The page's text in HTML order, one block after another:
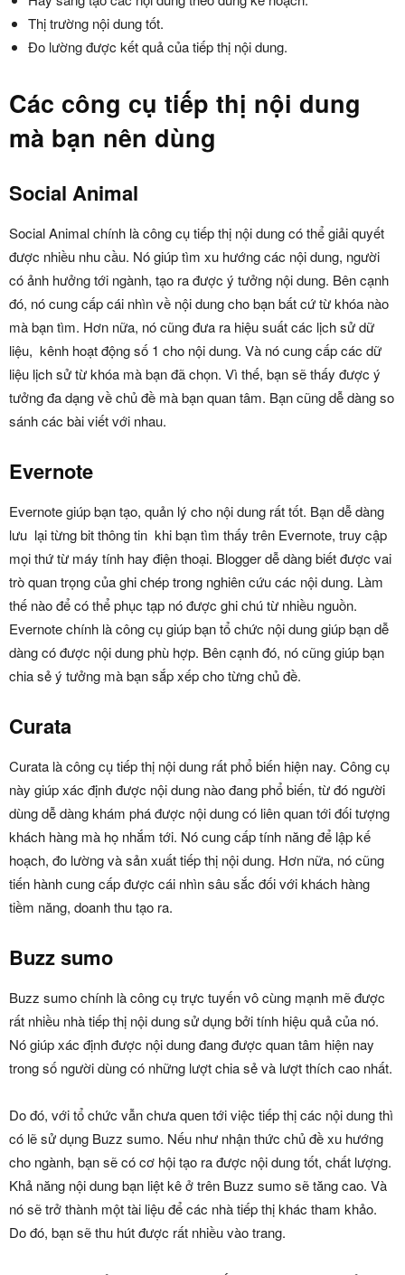
Thị trường nội dung tốt.
Đo lường được kết quả của tiếp thị nội dung.
Các công cụ tiếp thị nội dung
mà bạn nên dùng
Social Animal
Social Animal chính là công cụ tiếp thị nội dung có thể giải quyết
được nhiều nhu cầu. Nó giúp tìm xu hướng các nội dung, người
có ảnh hưởng tới ngành, tạo ra được ý tưởng nội dung. Bên cạnh
đó, nó cung cấp cái nhìn về nội dung cho bạn bất cứ từ khóa nào
mà bạn tìm. Hơn nữa, nó cũng đưa ra hiệu suất các lịch sử dữ
liệu, kênh hoạt động số 1 cho nội dung. Và nó cung cấp các dữ
liệu lịch sử từ khóa mà bạn đã chọn. Vì thế, bạn sẽ thấy được ý
tưởng đa dạng về chủ đề mà bạn quan tâm. Bạn cũng dễ dàng so
sánh các bài viết với nhau.
Evernote
Evernote giúp bạn tạo, quản lý cho nội dung rất tốt. Bạn dễ dàng
lưu lại từng bit thông tin khi bạn tìm thấy trên Evernote, truy cập
mọi thứ từ máy tính hay điện thoại. Blogger dễ dàng biết được vai
trò quan trọng của ghi chép trong nghiên cứu các nội dung. Làm
thế nào để có thể phục tạp nó được ghi chú từ nhiều nguồn.
Evernote chính là công cụ giúp bạn tổ chức nội dung giúp bạn dễ
dàng có được nội dung phù hợp. Bên cạnh đó, nó cũng giúp bạn
chia sẻ ý tưởng mà bạn sắp xếp cho từng chủ đề.
Curata
Curata là công cụ tiếp thị nội dung rất phổ biến hiện nay. Công cụ
này giúp xác định được nội dung nào đang phổ biến, từ đó người
dùng dễ dàng khám phá được nội dung có liên quan tới đối tượng
khách hàng mà họ nhắm tới. Nó cung cấp tính năng để lập kế
hoạch, đo lường và sản xuất tiếp thị nội dung. Hơn nữa, nó cũng
tiến hành cung cấp được cái nhìn sâu sắc đối với khách hàng
tiềm năng, doanh thu tạo ra.
Buzz sumo
Buzz sumo chính là công cụ trực tuyến vô cùng mạnh mẽ được
rất nhiều nhà tiếp thị nội dung sử dụng bởi tính hiệu quả của nó.
Nó giúp xác định được nội dung đang được quan tâm hiện nay
trong số người dùng có những lượt chia sẻ và lượt thích cao nhất.
Do đó, với tổ chức vẫn chưa quen tới việc tiếp thị các nội dung thì
có lẽ sử dụng Buzz sumo. Nếu như nhận thức chủ đề xu hướng
cho ngành, bạn sẽ có cơ hội tạo ra được nội dung tốt, chất lượng.
Khả năng nội dung bạn liệt kê ở trên Buzz sumo sẽ tăng cao. Và
nó sẽ trở thành một tài liệu để các nhà tiếp thị khác tham khảo.
Do đó, bạn sẽ thu hút được rất nhiều vào trang.